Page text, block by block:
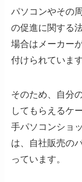
パソコンやその
の促進に関する
場合はメーカー
付けられています
そのため、自分
してもらえるケ
手パソコンショ
は、自社販売の
っています。